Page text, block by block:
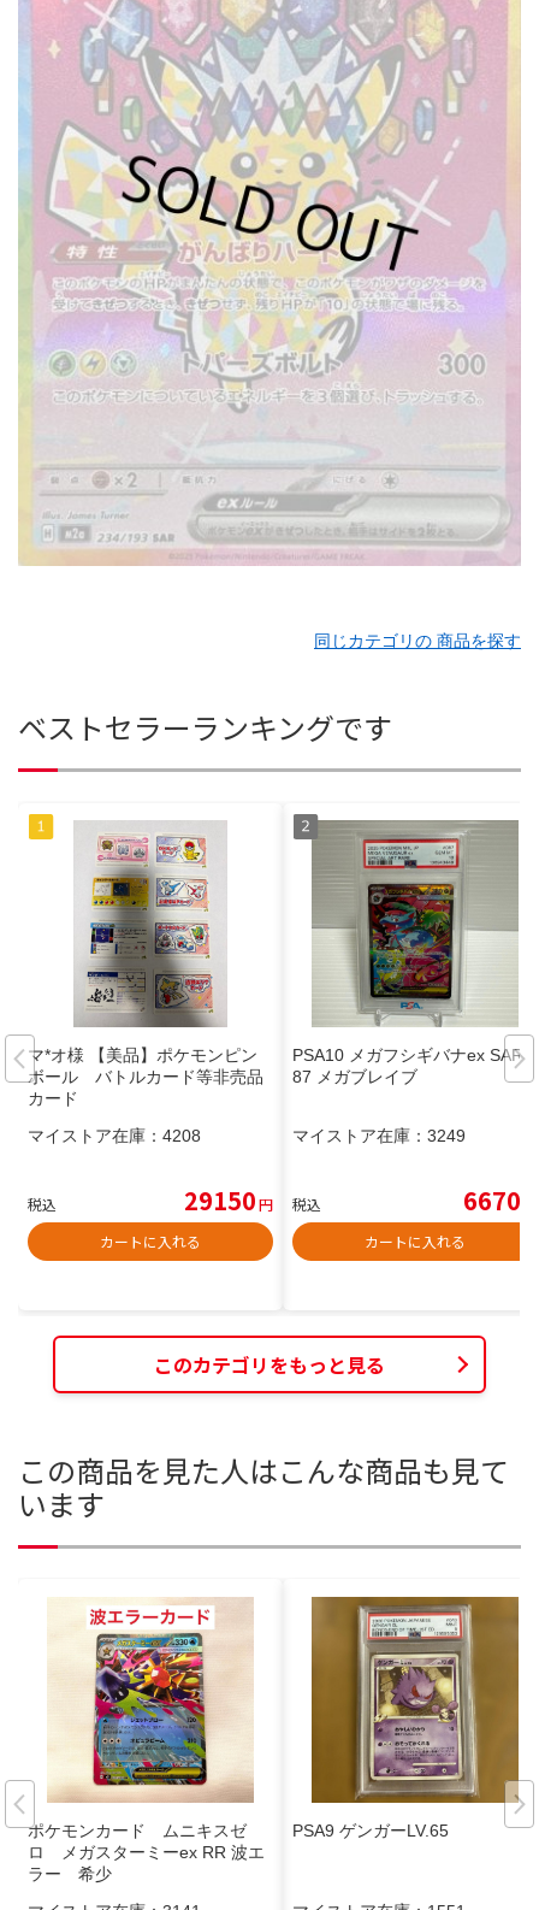
同じカテゴリの 商品を探す
ベストセラーランキングです
マ*オ様 【美品】ポケモンピン
ボール バトルカード等非売品
カード
マイストア在庫： 4208
税込 29150円
カートに入れる
PSA10 メガフシギバナex SAR 0
87 メガブレイブ
マイストア在庫： 3249
税込 6670
カートに入れる
このカテゴリをもっと見る
この商品を見た人はこんな商品も見て
います
ポケモンカード ムニキスゼ
ロ メガスターミーex RR 波エ
ラー 希少
PSA9 ゲンガーLV.65